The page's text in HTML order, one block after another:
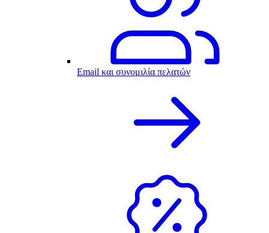
Email και συνομιλία πελατών